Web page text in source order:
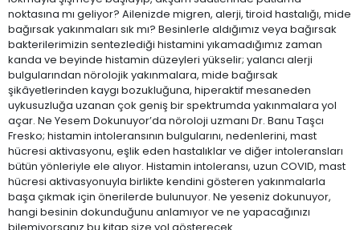
noktasına mı geliyor? Ailenizde migren, alerji, tiroid hastalığı, mide
bağırsak yakınmaları sık mı? Besinlerle aldığımız veya bağırsak
bakterilerimizin sentezlediği histamini yıkamadığımız zaman
kanda ve beyinde histamin düzeyleri yükselir; yalancı alerji
bulgularından nörolojik yakınmalara, mide bağırsak
şikâyetlerinden kaygı bozukluğuna, hiperaktif mesaneden
uykusuzluğa uzanan çok geniş bir spektrumda yakınmalara yol
açar. Ne Yesem Dokunuyor’da nöroloji uzmanı Dr. Banu Taşcı
Fresko; histamin intoleransının bulgularını, nedenlerini, mast
hücresi aktivasyonu, eşlik eden hastalıklar ve diğer intoleransları
bütün yönleriyle ele alıyor. Histamin intoleransı, uzun COVID, mast
hücresi aktivasyonuyla birlikte kendini gösteren yakınmalarla
başa çıkmak için önerilerde bulunuyor. Ne yeseniz dokunuyor,
hangi besinin dokunduğunu anlamıyor ve ne yapacağınızı